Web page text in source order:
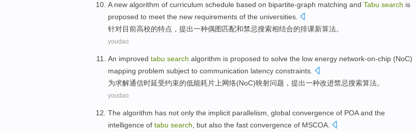
A new algorithm of curriculum schedule based on bipartite-graph matching and Tabu search is
proposed to meet the new requirements of the universities.
针对目前高校的特点， 提出一种偶图 匹配和禁忌搜索相结合的排课新算法。
youdao
An improved tabu search algorithm is proposed to solve the low energy network-on-chip (NoC)
mapping problem subject to communication latency constraints
为求解通信时延受约束的低能耗片上网络(NoC)映射问题 ， 提出一种改进禁忌搜索算法。
youdao
The algorithm has not only the implicit parallelism , global convergence of POAand the
intelligence of tabu search , but also the fast convergence of MSCOA.